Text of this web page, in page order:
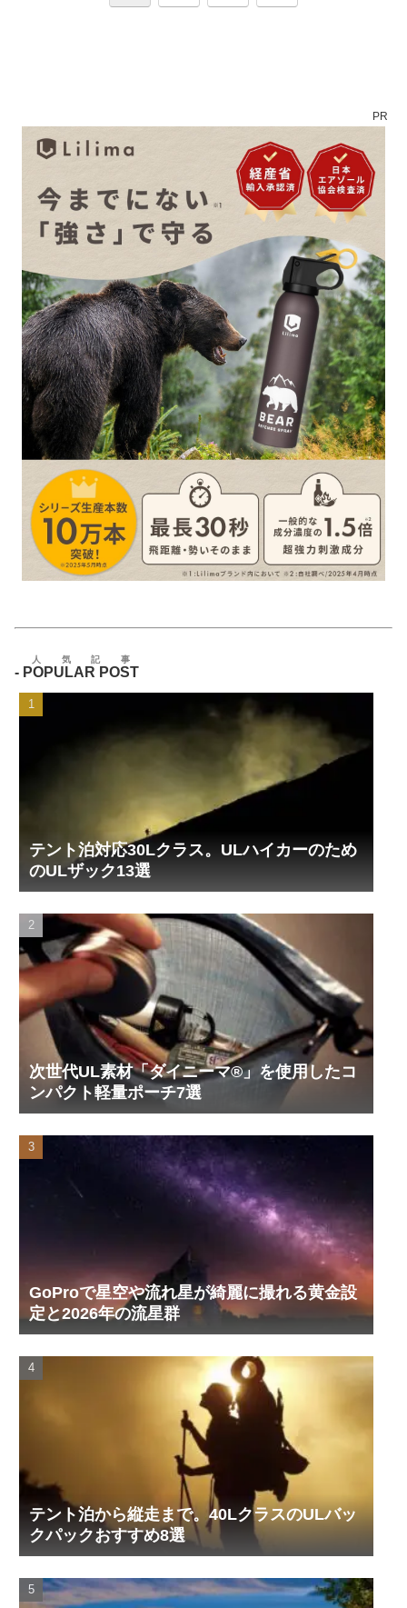
PR
- POPULAR POST
人気記事
テント泊対応30Lクラス。ULハイカーのため
のULザック13選
次世代UL素材「ダイニーマ®」を使用したコ
ンパクト軽量ポーチ7選
GoProで星空や流れ星が綺麗に撮れる黄金設
定と2026年の流星群
テント泊から縦走まで。40LクラスのULバッ
クパックおすすめ8選